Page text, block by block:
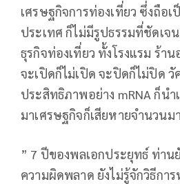
เศรษฐกิจการท่องเที่ยว ซึ่งถือ
ประเทศ ก็ไม่มีรูปธรรมที่ชัดเจ
ธุรกิจท่องเที่ยว ทั้งโรงแรม ร้า
จะเปิดก็ไม่เปิด จะปิดก็ไม่ปิด
ประสิทธิภาพอย่าง mRNA ก็นำ
มาเศรษฐกิจก็เสียหายจำนวนม
” 7 ปีของพลเอกประยุทธ์ ท่าน
ความผิดพลาด ยังไม่รู้จักวิธีการ